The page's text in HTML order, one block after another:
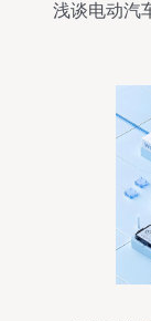
浅谈电动汽